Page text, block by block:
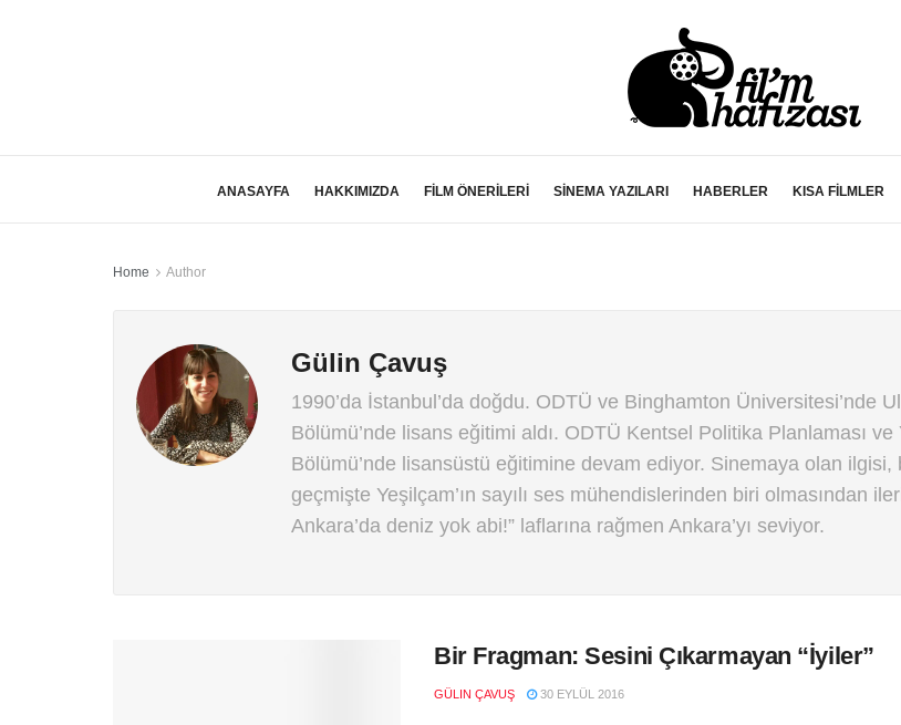
ANASAYFA HAKKIMIZDA FİLM ÖNERİLERİ SİNEMA YAZILARI HABERLER KISA FİLMLER
Home Author
Gülin Çavuş
1990’da İstanbul’da doğdu. ODTÜ ve Binghamton Üniversitesi’nde
Bölümü’nde lisans eğitimi aldı. ODTÜ Kentsel Politika Planlaması
Bölümü’nde lisansüstü eğitimine devam ediyor. Sinemaya olan ilgisi,
geçmişte Yeşilçam’ın sayılı ses mühendislerinden biri olmasından
Ankara’da deniz yok abi!” laflarına rağmen Ankara’yı seviyor.
Bir Fragman: Sesini Çıkarmayan “İyiler”
GÜLIN ÇAVUŞ 30 EYLÜL 2016